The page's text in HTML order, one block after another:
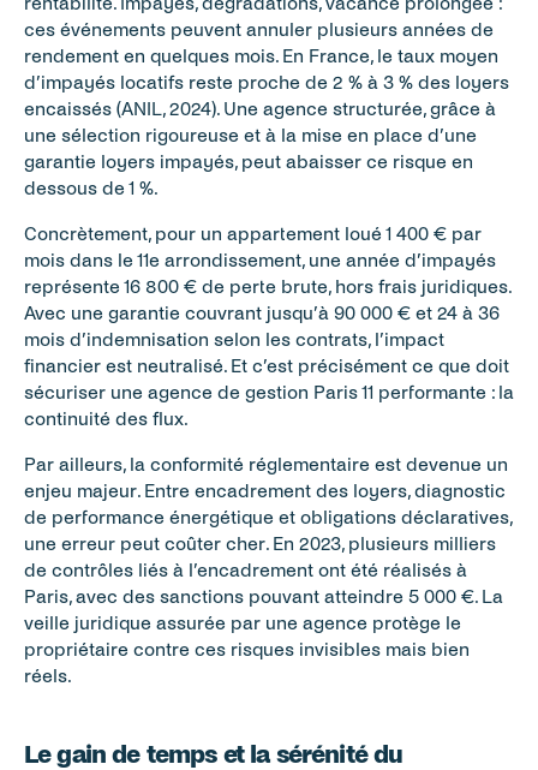
ces événements peuvent annuler plusieurs années de
rendement en quelques mois. En France, le taux moyen
d’impayés locatifs reste proche de 2 % à 3 % des loyers
encaissés (ANIL, 2024). Une agence structurée, grâce à
une sélection rigoureuse et à la mise en place d’une
garantie loyers impayés, peut abaisser ce risque en
dessous de 1 %.
Concrètement, pour un appartement loué 1 400 € par
mois dans le 11e arrondissement, une année d’impayés
représente 16 800 € de perte brute, hors frais juridiques.
Avec une garantie couvrant jusqu’à 90 000 € et 24 à 36
mois d’indemnisation selon les contrats, l’impact
financier est neutralisé. Et c’est précisément ce que doit
sécuriser une agence de gestion Paris 11 performante : la
continuité des flux.
Par ailleurs, la conformité réglementaire est devenue un
enjeu majeur. Entre encadrement des loyers, diagnostic
de performance énergétique et obligations déclaratives,
une erreur peut coûter cher. En 2023, plusieurs milliers
de contrôles liés à l’encadrement ont été réalisés à
Paris, avec des sanctions pouvant atteindre 5 000 €. La
veille juridique assurée par une agence protège le
propriétaire contre ces risques invisibles mais bien
réels.
Le gain de temps et la sérénité du